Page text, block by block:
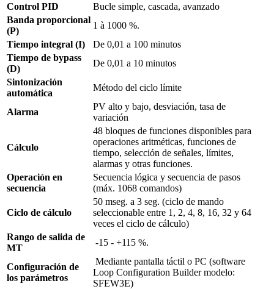
Control PID
Bucle simple, cascada, avanzado
Banda proporcional
(P)
1 à 1000 %.
Tiempo integral (I)
De 0,01 a 100 minutos
Tiempo de bypass
(D)
De 0,01 a 10 minutos
Sintonización
automática
Método del ciclo límite
Alarma
PV alto y bajo, desviación, tasa de
variación
Cálculo
48 bloques de funciones disponibles para
operaciones aritméticas, funciones de
tiempo, selección de señales, límites,
alarmas y otras funciones.
Operación en
secuencia
Secuencia lógica y secuencia de pasos
(máx. 1068 comandos)
Ciclo de cálculo
50 mseg. a 3 seg. (ciclo de mando
seleccionable entre 1, 2, 4, 8, 16, 32 y 64
veces el ciclo de cálculo)
Rango de salida de
MT
-15 - +115 %.
Configuración de
los parámetros
Mediante pantalla táctil o PC (software
Loop Configuration Builder modelo:
SFEW3E)